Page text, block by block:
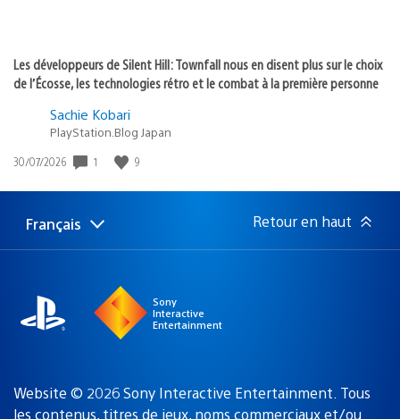
Les développeurs de Silent Hill: Townfall nous en disent plus sur le choix
de l’Écosse, les technologies rétro et le combat à la première personne
Sachie Kobari
PlayStation.Blog Japan
Date
publication
30/07/2026 1 9
Choisir
une
Région
actuelle
Français Retour en haut
Sony
Interactive
Entertainment
Website © 2026 Sony Interactive Entertainment. Tous
les contenus, titres de jeux, noms commerciaux et/ou